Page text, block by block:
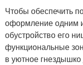
Чтобы обеспечить
оформление одним
обустройство его
функциональные
в уютное